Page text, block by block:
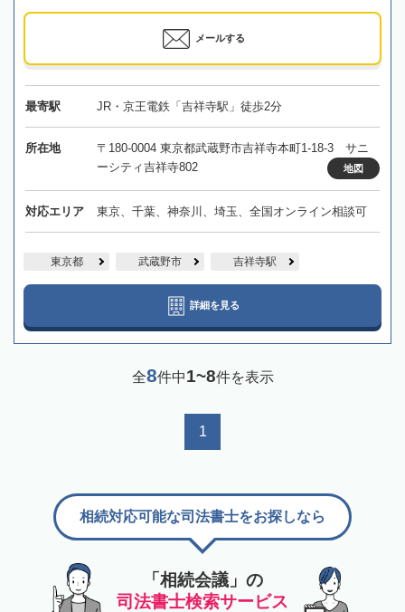
メールする
最寄駅 JR・京王電鉄「吉祥寺駅」徒歩2分
所在地
〒180-0004 東京都武蔵野市吉祥寺本町1-18-3 サニ
ーシティ吉祥寺802
地図
対応エリア 東京、千葉、神奈川、埼玉、全国オンライン相談可
東京都 武蔵野市 吉祥寺駅
詳細を見る
全8件中1~8件を表示
1
「相続会議」の
司法書士検索サービス
相続対応可能な司法書士をお探しなら